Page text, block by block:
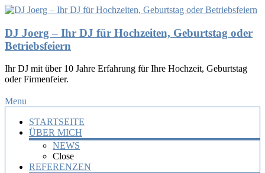
DJ Joerg – Ihr DJ für Hochzeiten, Geburtstag oder
Betriebsfeiern
Ihr DJ mit über 10 Jahre Erfahrung für Ihre Hochzeit, Geburtstag
oder Firmenfeier.
Menu
STARTSEITE
ÜBER MICH
NEWS
Close
REFERENZEN